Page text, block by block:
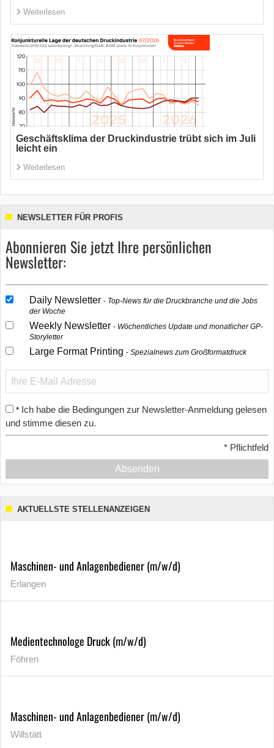
Weiterlesen
Geschäftsklima der Druckindustrie trübt sich im Juli
leicht ein
Weiterlesen
NEWSLETTER FÜR PROFIS
Abonnieren Sie jetzt Ihre persönlichen
Newsletter:
Daily Newsletter
Top-News für die Druckbranche und die Jobs
der Woche
Weekly Newsletter
Wöchentliches Update und monatlicher GP-
Storyletter
Large Format Printing Spezialnews zum Großformatdruck
* Ich habe die Bedingungen zur Newsletter-Anmeldung gelesen
und stimme diesen zu.
* Pflichtfeld
Absenden
AKTUELLSTE STELLENANZEIGEN
Maschinen- und Anlagenbediener (m/w/d)
Erlangen
Medientechnologe Druck (m/w/d)
Föhren
Maschinen- und Anlagenbediener (m/w/d)
Willstätt